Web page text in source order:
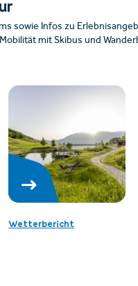
sowie Infos zu
mit Skibus und
Wetterbericht